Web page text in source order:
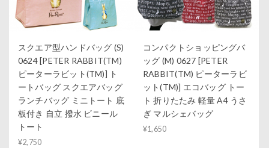
スクエア型ハンドバッグ (S)
0624 [PETER RABBIT(TM)
ピーターラビット(TM)] ト
ートバッグ スクエアバッグ
ランチバッグ ミニトート 底
板付き 自立 撥水 ビニール
トート
¥2,750
コンパクトショッピングバ
ッグ (M) 0627 [PETER
RABBIT(TM) ピーターラビ
ット(TM)] エコバッグ トー
ト 折りたたみ 軽量 A4 うさ
ぎ マルシェバッグ
¥1,650